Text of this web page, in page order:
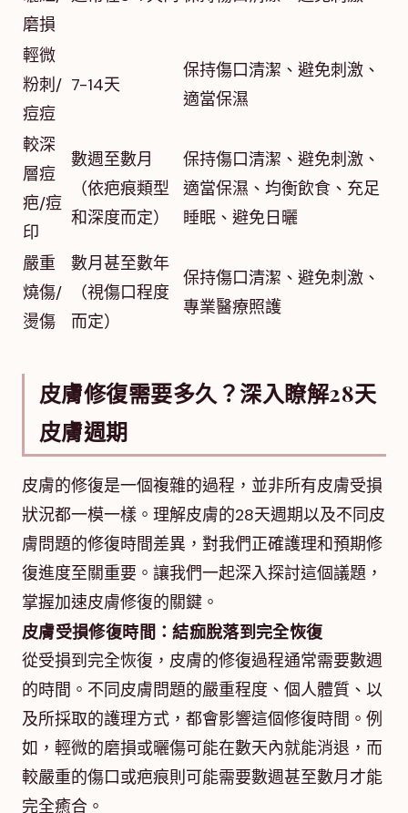
磨損
輕微
粉刺/
痘痘
7-14天
保持傷口清潔、避免刺激、
適當保濕
較深
層痘
疤/痘
印
數週至數月
（依疤痕類型
和深度而定）
保持傷口清潔、避免刺激、
適當保濕、均衡飲食、充足
睡眠、避免日曬
嚴重
燒傷/
燙傷
數月甚至數年
（視傷口程度
而定）
保持傷口清潔、避免刺激、
專業醫療照護
皮膚修復需要多久？深入瞭解28天
皮膚週期
皮膚的修復是一個複雜的過程，並非所有皮膚受損
狀況都一模一樣。理解皮膚的28天週期以及不同皮
膚問題的修復時間差異，對我們正確護理和預期修
復進度至關重要。讓我們一起深入探討這個議題，
掌握加速皮膚修復的關鍵。
皮膚受損修復時間：結痂脫落到完全恢復
從受損到完全恢復，皮膚的修復過程通常需要數週
的時間。不同皮膚問題的嚴重程度、個人體質、以
及所採取的護理方式，都會影響這個修復時間。例
如，輕微的磨損或曬傷可能在數天內就能消退，而
較嚴重的傷口或疤痕則可能需要數週甚至數月才能
完全癒合。